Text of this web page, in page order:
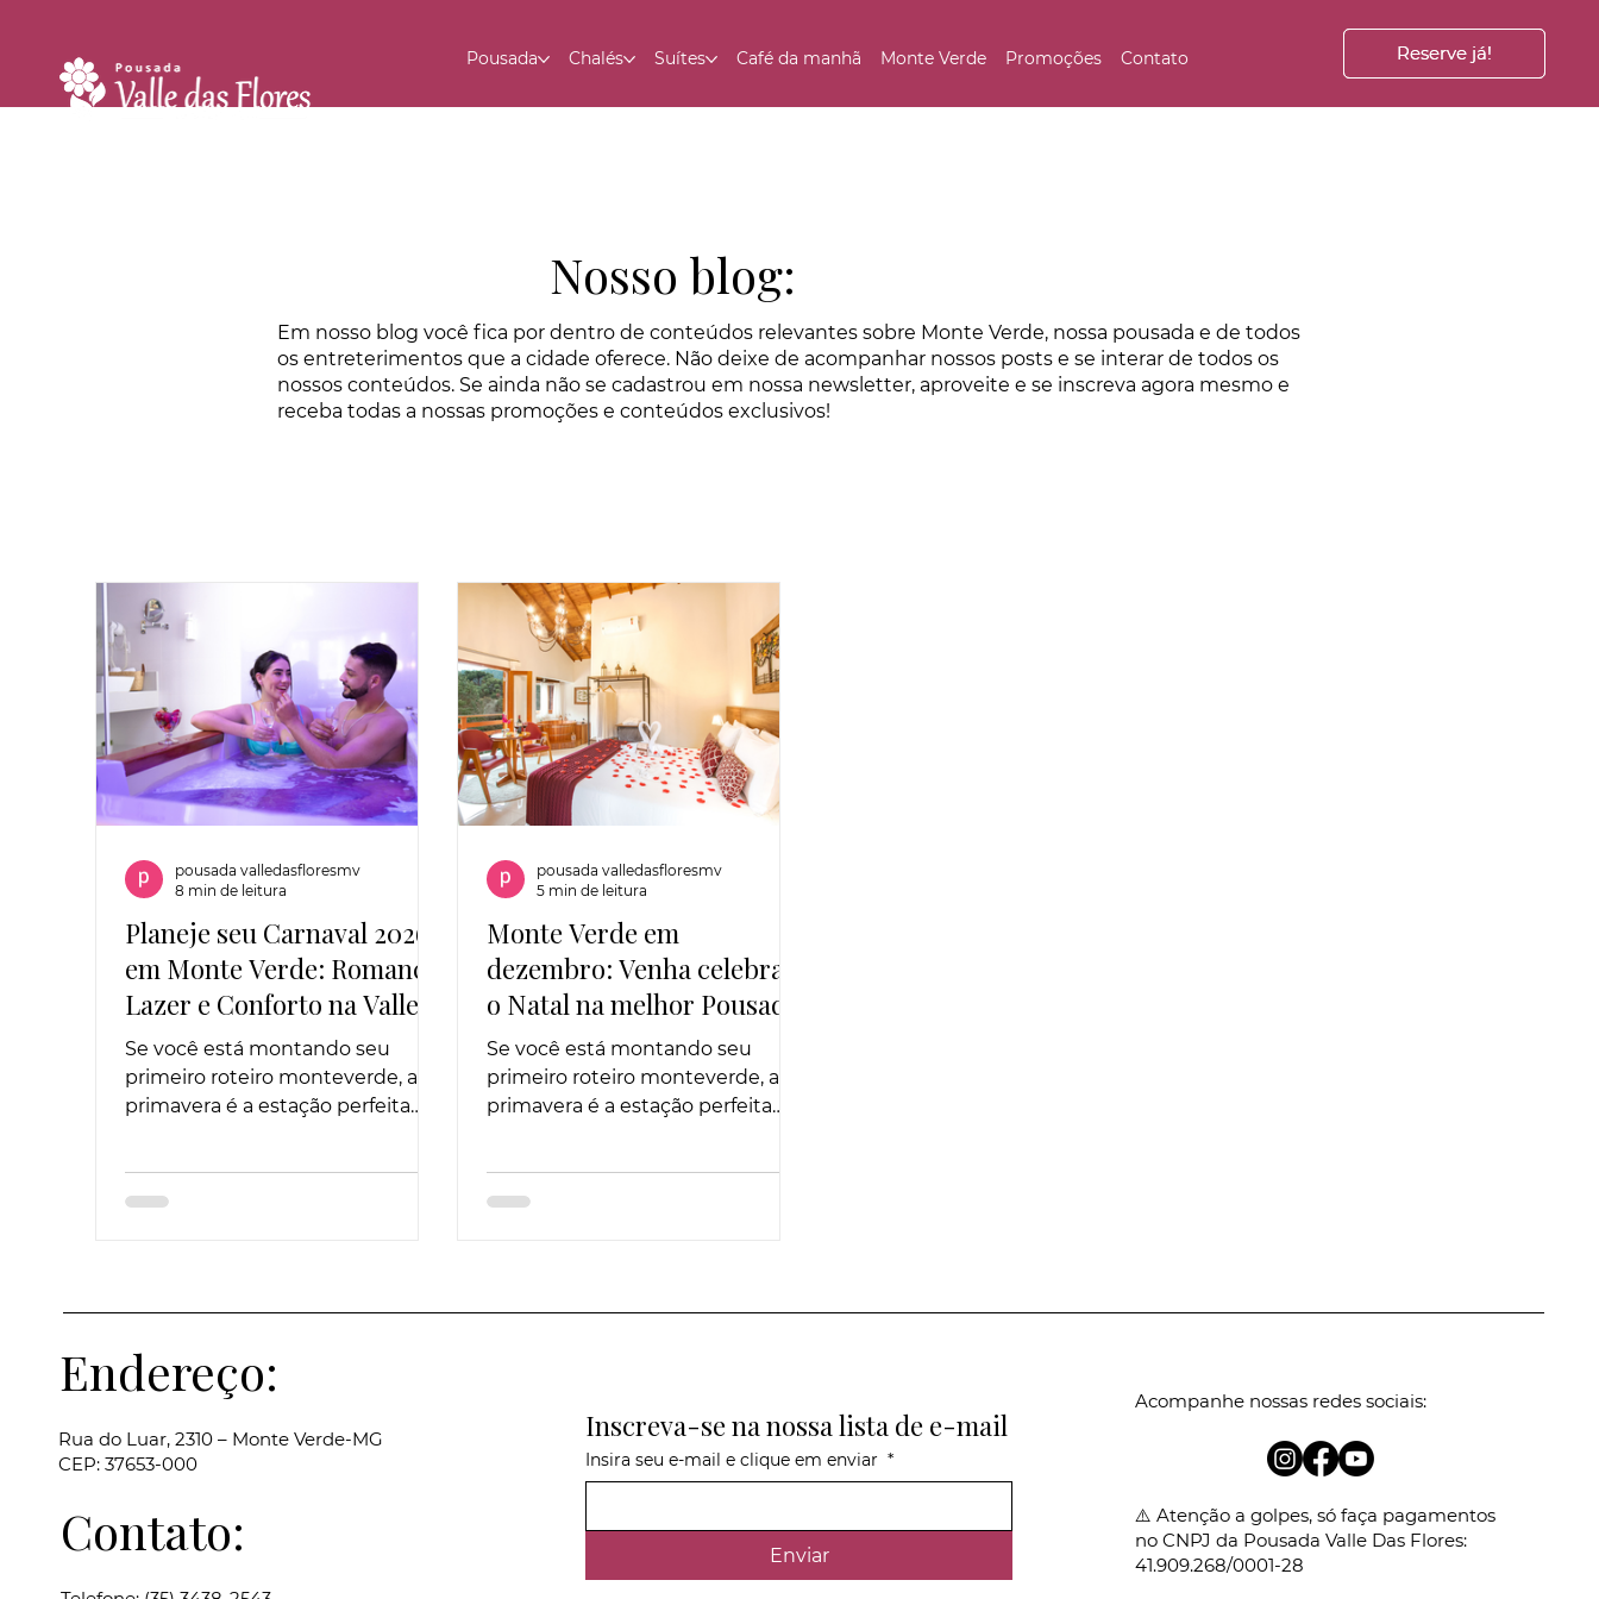
Pousada Chalés Suítes Café da manhã Monte Verde Promoções Contato Reserve já!
Reserve já!
Nosso blog:
Em nosso blog você fica por dentro de conteúdos relevantes sobre Monte Verde, nossa pousada e de todos
os entreterimentos que a cidade oferece. Não deixe de acompanhar nossos posts e se interar de todos os
nossos conteúdos. Se ainda não se cadastrou em nossa newsletter, aproveite e se inscreva agora mesmo e
receba todas a nossas promoções e conteúdos exclusivos!
Planeje seu Carnaval 2026
em Monte Verde: Romance,
Lazer e Conforto na Valle
das Flores
Se você está montando seu
primeiro roteiro monteverde, a
primavera é a estação perfeita
Gerais.
pousada valledasfloresmv
8 min de leitura
Monte Verde em
dezembro: Venha celebrar
o Natal na melhor Pousada
Boutique da região
Se você está montando seu
primeiro roteiro monteverde, a
primavera é a estação perfeita
Gerais.
pousada valledasfloresmv
5 min de leitura
Endereço:
Rua do Luar, 2310 – Monte Verde-MG
CEP: 37653-000
Contato:
Inscreva-se na nossa lista de e-mail
Insira seu e-mail e clique em enviar *
Enviar
Acompanhe nossas redes sociais:
⚠️ Atenção a golpes, só faça pagamentos
no CNPJ da Pousada Valle Das Flores:
41.909.268/0001-28